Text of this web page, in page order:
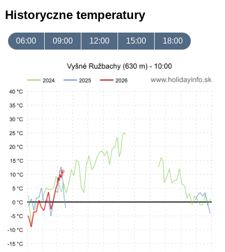
Historyczne temperatury
06:00 09:00 12:00 15:00 18:00